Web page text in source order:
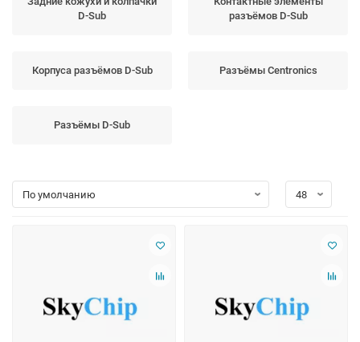
D-Sub
разъёмов D-Sub
Корпуса разъёмов D-Sub Разъёмы Centronics
Разъёмы D-Sub